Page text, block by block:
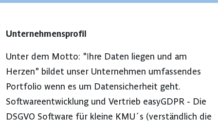
Unternehmensprofil
Unter dem Motto: "Ihre Daten liegen und am
Herzen" bildet unser Unternehmen umfassendes
Portfolio wenn es um Datensicherheit geht.
Softwareentwicklung und Vertrieb easyGDPR - Die
DSGVO Software für kleine KMU´s (verständlich die